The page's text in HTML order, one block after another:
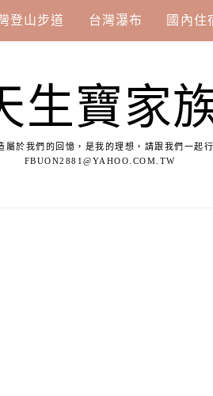
登山步道 台灣瀑布 國內住
生寶家
於我們的回憶，是我的理想，請跟我們一起
FBUON2881@YAHOO.COM.TW